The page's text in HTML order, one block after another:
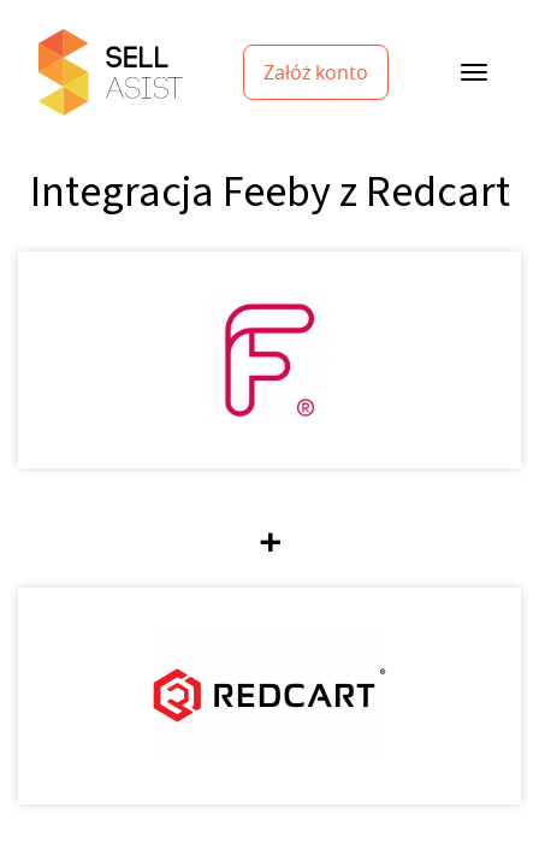
Załóż konto
Integracja Feeby z Redcart
+